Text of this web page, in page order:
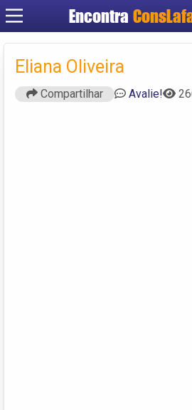
Encontra
Eliana Oliveira
Compartilhar Avalie!